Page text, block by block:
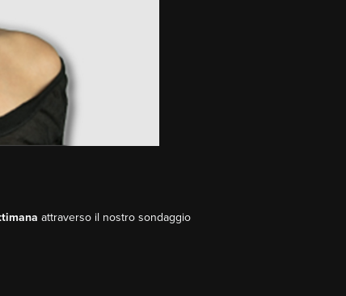
attraverso il nostro sondaggio